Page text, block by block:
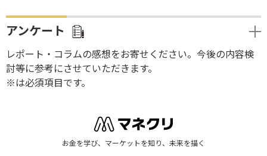
アンケート
レポート・コラムの感想をお寄せください。今後の内容検
討等に参考にさせていただきます。
※は必須項目です。
お金を学び、マーケットを知り、未来を描く